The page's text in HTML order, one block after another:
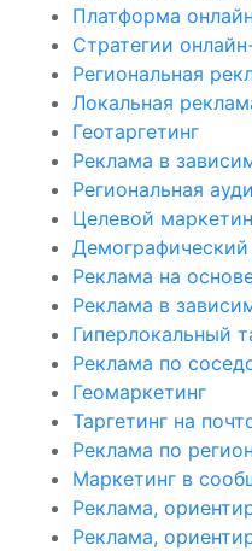
Платформа
Стратегии
Региональная
Локальная
Геотаргетинг
Реклама в
Региональная
Целевой
Демографический
Реклама на
Реклама в
Гиперлокальный
Реклама по
Геомаркетинг
Таргетинг на
Реклама по
Маркетинг в
Реклама,
Реклама,